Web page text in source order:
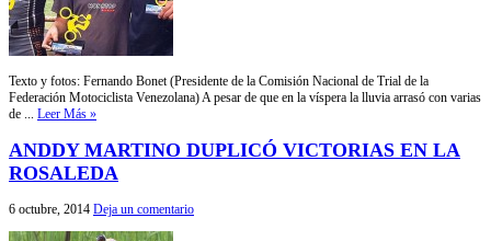
Texto y fotos: Fernando Bonet (Presidente de la Comisión Nacional de Trial de la
Federación Motociclista Venezolana) A pesar de que en la víspera la lluvia arrasó con varias
de ... Leer Más »
ANDDY MARTINO DUPLICÓ VICTORIAS EN LA
ROSALEDA
6 octubre, 2014 Deja un comentario